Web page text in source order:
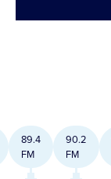
89.4
FM
90.2
FM